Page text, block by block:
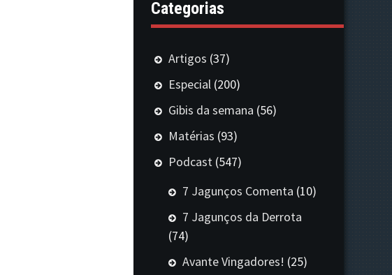
Categorias
Artigos (37)
Especial (200)
Gibis da semana (56)
Matérias (93)
Podcast (547)
7 Jagunços Comenta (10)
7 Jagunços da Derrota
(74)
Avante Vingadores! (25)